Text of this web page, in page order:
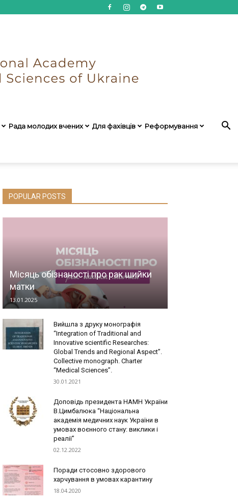
Рада молодих вчених Для фахівців Реформування
POPULAR POSTS
Місяць обізнаності про рак шийки
матки
13.01.2025
Вийшла з друку монографія
“Integration of Traditional and
Innovative scientific Researches:
Global Trends and Regional Aspect”.
Collective monograph. Charter
“Medical Sciences”.
30.01.2021
Доповідь президента НАМН України
В.Цимбалюка “Національна
академія медичних наук України в
умовах воєнного стану: виклики і
реалії”
02.12.2022
Поради стосовно здорового
харчування в умовах карантину
18.04.2020